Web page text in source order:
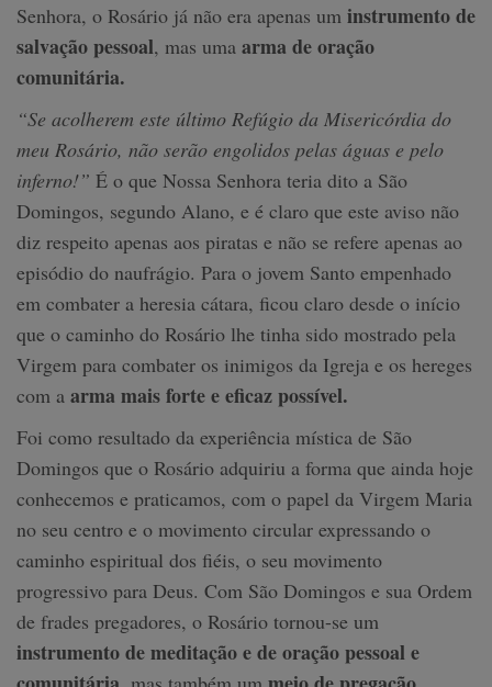
Senhora, o Rosário já não era apenas um instrumento de
salvação pessoal, mas uma arma de oração
comunitária.
“Se acolherem este último Refúgio da Misericórdia do
meu Rosário, não serão engolidos pelas águas e pelo
inferno!” É o que Nossa Senhora teria dito a São
Domingos, segundo Alano, e é claro que este aviso não
diz respeito apenas aos piratas e não se refere apenas ao
episódio do naufrágio. Para o jovem Santo empenhado
em combater a heresia cátara, ficou claro desde o início
que o caminho do Rosário lhe tinha sido mostrado pela
Virgem para combater os inimigos da Igreja e os hereges
com a arma mais forte e eficaz possível.
Foi como resultado da experiência mística de São
Domingos que o Rosário adquiriu a forma que ainda hoje
conhecemos e praticamos, com o papel da Virgem Maria
no seu centro e o movimento circular expressando o
caminho espiritual dos fiéis, o seu movimento
progressivo para Deus. Com São Domingos e sua Ordem
de frades pregadores, o Rosário tornou-se um
instrumento de meditação e de oração pessoal e